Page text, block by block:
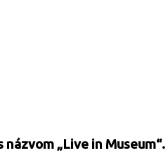
„Live in Museum“.